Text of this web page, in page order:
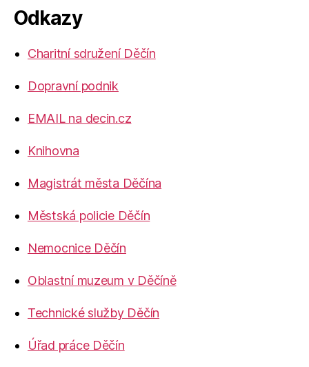
Odkazy
Charitní sdružení Děčín
Dopravní podnik
EMAIL na decin.cz
Knihovna
Magistrát města Děčína
Městská policie Děčín
Nemocnice Děčín
Oblastní muzeum v Děčíně
Technické služby Děčín
Úřad práce Děčín